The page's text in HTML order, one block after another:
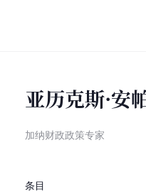
亚历克斯·安
加纳财政政策专家
条目